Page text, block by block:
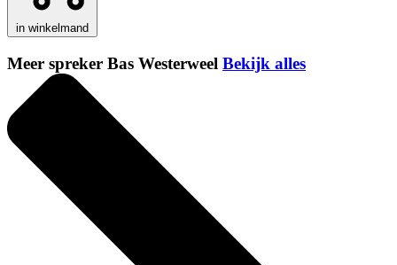
in winkelmand
Meer spreker Bas Westerweel Bekijk alles